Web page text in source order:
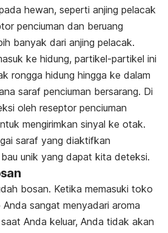
hewan, seperti anjing pelacak
penciuman dan beruang
banyak dari anjing pelacak.
ke hidung, partikel-partikel ini
rongga hidung hingga ke dalam
saraf penciuman bersarang. Di
oleh reseptor penciuman
mengirimkan sinyal ke otak.
saraf yang diaktifkan
unik yang dapat kita deteksi.
bosan. Ketika memasuki toko
sangat menyadari aroma
Anda keluar, Anda tidak akan